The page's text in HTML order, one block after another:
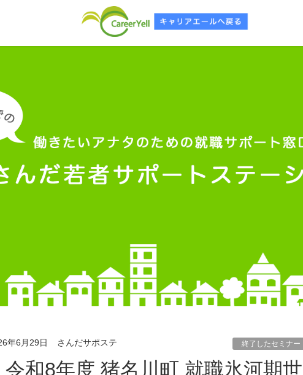
年6月29日 さんだサポステ 終了したセミナー